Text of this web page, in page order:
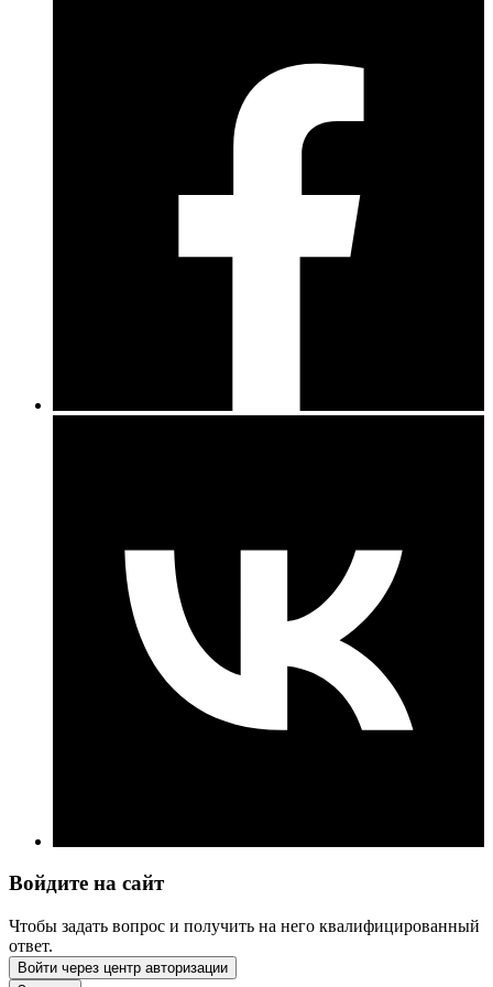
Войдите на сайт
Чтобы задать вопрос и получить на него квалифицированный
ответ.
Войти через центр авторизации